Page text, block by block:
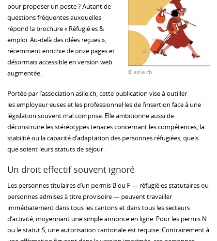
© asile.ch
pour proposer un poste ? Autant de
questions fréquentes auxquelles
répond la brochure « Réfugié·es &
emploi. Au-delà des idées reçues »,
récemment enrichie de onze pages et
désormais accessible en version web
augmentée.
Portée par l’association asile.ch, cette publication vise à outiller
les employeur·euses et les professionnel·les de l’insertion face à une
législation souvent mal comprise. Elle ambitionne aussi de
déconstruire les stéréotypes tenaces concernant les compétences, la
stabilité ou la capacité d’adaptation des personnes réfugiées, quels
que soient leurs statuts de séjour.
Un droit effectif souvent ignoré
Les personnes titulaires d’un permis B ou F — réfugié·es statutaires ou
personnes admises à titre provisoire — peuvent travailler
immédiatement dans tous les cantons et dans tous les secteurs
d’activité, moyennant une simple annonce en ligne. Pour les permis N
ou le statut S, une autorisation cantonale est requise. Contrairement à